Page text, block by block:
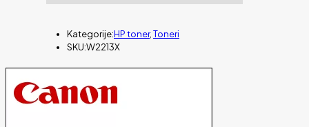
Kategorije:HP toner,Toneri
SKU:W2213X